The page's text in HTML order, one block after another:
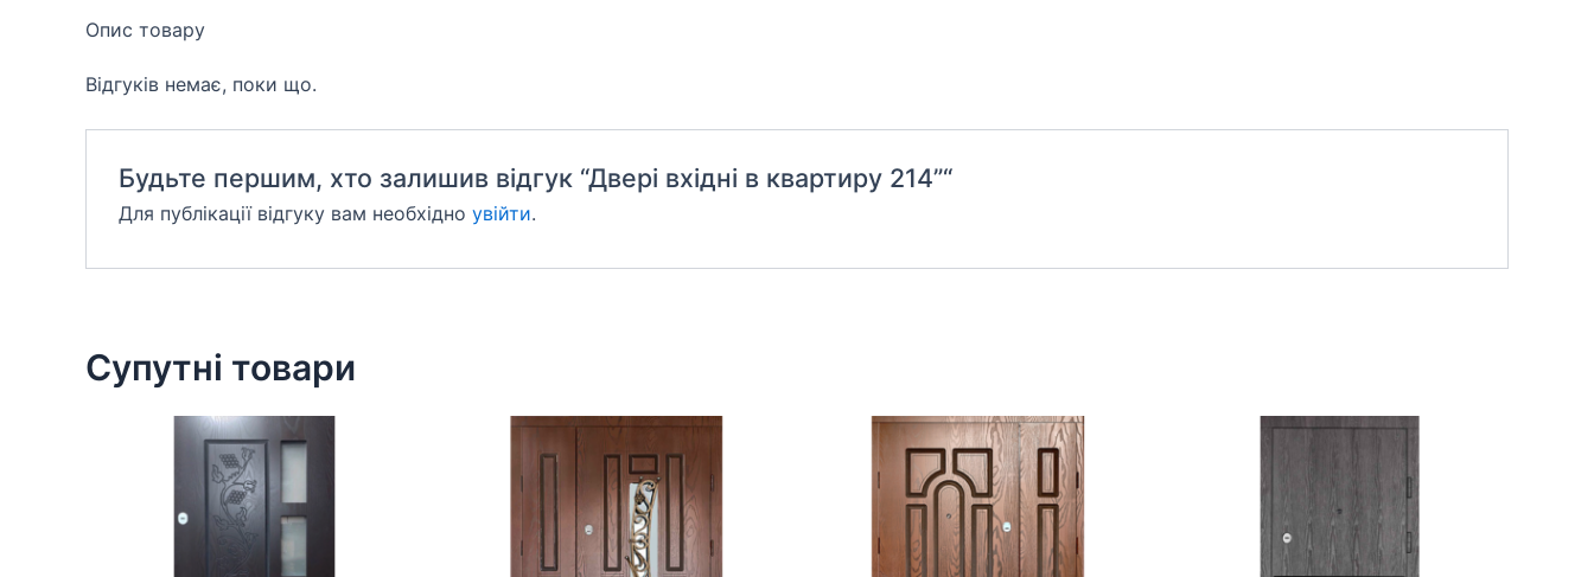
Опис товару
Відгуків немає, поки що.
Будьте першим, хто залишив відгук “Двері вхідні в квартиру 214”“
Для публікації відгуку вам необхідно увійти.
Супутні товари